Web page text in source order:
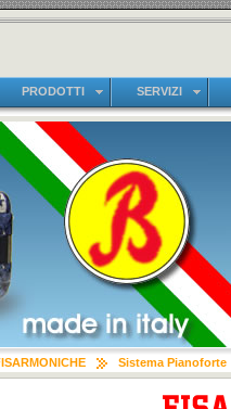
PRODOTTI SERVIZI
Sistema Pianoforte